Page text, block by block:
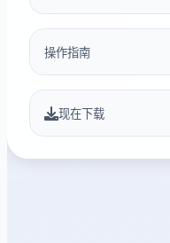
操作指南
现在下载